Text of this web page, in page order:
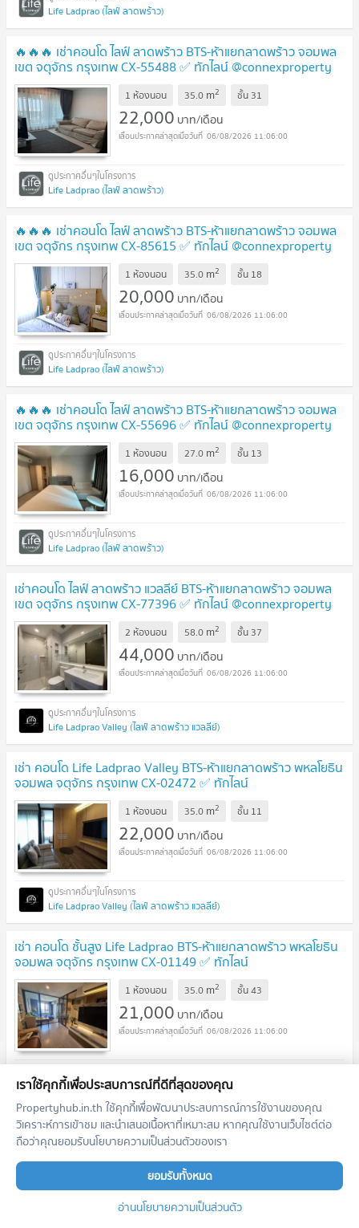
Life Ladprao (ไลฟ์ ลาดพร้าว)
🔥🔥🔥 เช่าคอนโด ไลฟ์ ลาดพร้าว BTS-ห้าแยกลาดพร้าว จอมพล
เขต จตุจักร กรุงเทพ CX-55488 ✅ ทักไลน์ @connexproperty
ตอบทันที ทีมงานมืออาชีพ ✅ 🔥🔥🔥
1 ห้องนอน 35.0 m2 ชั้น 31
22,000 บาท/เดือน
06/08/2026 11:06:00
Life Ladprao (ไลฟ์ ลาดพร้าว)
🔥🔥🔥 เช่าคอนโด ไลฟ์ ลาดพร้าว BTS-ห้าแยกลาดพร้าว จอมพล
เขต จตุจักร กรุงเทพ CX-85615 ✅ ทักไลน์ @connexproperty
ตอบทันที ทีมงานมืออาชีพ ✅ 🔥🔥🔥
1 ห้องนอน 35.0 m2 ชั้น 18
20,000 บาท/เดือน
06/08/2026 11:06:00
Life Ladprao (ไลฟ์ ลาดพร้าว)
🔥🔥🔥 เช่าคอนโด ไลฟ์ ลาดพร้าว BTS-ห้าแยกลาดพร้าว จอมพล
เขต จตุจักร กรุงเทพ CX-55696 ✅ ทักไลน์ @connexproperty
ตอบทันที ทีมงานมืออาชีพ ✅ 🔥🔥🔥
1 ห้องนอน 27.0 m2 ชั้น 13
16,000 บาท/เดือน
06/08/2026 11:06:00
Life Ladprao (ไลฟ์ ลาดพร้าว)
เช่าคอนโด ไลฟ์ ลาดพร้าว แวลลีย์ BTS-ห้าแยกลาดพร้าว จอมพล
เขต จตุจักร กรุงเทพ CX-77396 ✅ ทักไลน์ @connexproperty
ตอบทันที ทีมงานมืออาชีพ ✅
2 ห้องนอน 58.0 m2 ชั้น 37
44,000 บาท/เดือน
06/08/2026 11:06:00
Life Ladprao Valley (ไลฟ์ ลาดพร้าว แวลลีย์)
เช่า คอนโด Life Ladprao Valley BTS-ห้าแยกลาดพร้าว พหลโยธิน
จอมพล จตุจักร กรุงเทพ CX-02472 ✅ ทักไลน์
@connexproperty ตอบทันที ทีมงานมืออาชีพ ✅
1 ห้องนอน 35.0 m2 ชั้น 11
22,000 บาท/เดือน
06/08/2026 11:06:00
Life Ladprao Valley (ไลฟ์ ลาดพร้าว แวลลีย์)
เช่า คอนโด ชั้นสูง Life Ladprao BTS-ห้าแยกลาดพร้าว พหลโยธิน
จอมพล จตุจักร กรุงเทพ CX-01149 ✅ ทักไลน์
@connexproperty ตอบทันที ทีมงานมืออาชีพ ✅
1 ห้องนอน 35.0 m2 ชั้น43
21,000 บาท/เดือน
06/08/2026 11:06:00
Life Ladprao (ไลฟ์ ลาดพร้าว)
🔥🔥🔥 เช่าคอนโด ไลฟ์ ลาดพร้าว BTS-ห้าแยกลาดพร้าว จอมพล
เขต จตุจักร กรุงเทพ CX-89272 ✅ ทักไลน์ @connexproperty
ตอบทันที ทีมงานมืออาชีพ ✅ 🔥🔥🔥
26.5 m2
18,000บาท/เดือน
06/08/2026 11:06:00
เราใช้คุกกี้เพื่อประสบการณ์ที่ดีที่สุดของคุณ
Propertyhub.in.th ใช้คุกกี้เพื่อพัฒนาประสบการณ์การใช้งานของคุณ
วิเคราะห์การเข้าชม และนำเสนอเนื้อหาที่เหมาะสม หากคุณใช้งานเว็บไซต์ต่อ
ถือว่าคุณยอมรับนโยบายความเป็นส่วนตัวของเรา
ยอมรับทั้งหมด
อ่านนโยบายความเป็นส่วนตัว